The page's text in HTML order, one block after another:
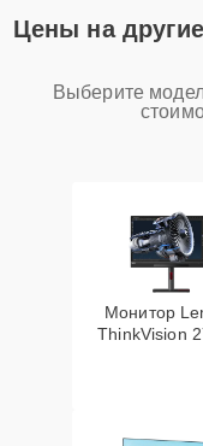
Цены на
Выберите
Монитор
ThinkVision